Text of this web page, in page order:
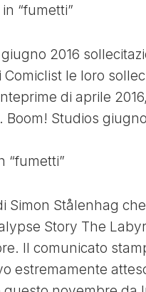
“fumetti”
2016
le loro
di aprile
Boom! Studios
“fumetti”
Simon Stålenhag
Story The
Il comunicato
estremamente